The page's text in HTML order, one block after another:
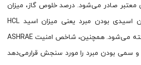
معتبر صادر می‌شود. درصد خلوص گاز، میزان
رطوبت و همچنین میزان اسیدی بودن مبرد یعنی میزان اسید HCL
موجود در مبرد اندازه گرفته ‌می‌شود. همچنین، شاخص امنیت ASHRAE
و سمی ‌بودن مبرد را مورد سنجش قرار‌می‌دهد